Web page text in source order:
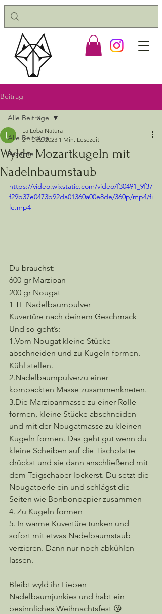
Beitrag
Alle Beiträge
Rezepte
Alle Beiträge
Wylde Mozartkugeln mit
Nadelnbaumstaub
La Loba Natura
21. Dez. 2023 1 Min. Lesezeit
https://video.wixstatic.com/video/f30491_9f37
f29b37e0473b92da01360a00e8de/360p/mp4/fi
le.mp4
Du brauchst:
600 gr Marzipan
200 gr Nougat
1 TL Nadelbaumpulver
Kuvertüre nach deinem Geschmack
Und so geht’s:
1.Vom Nougat kleine Stücke
abschneiden und zu Kugeln formen.
Kühl stellen.
2.Nadelbaumpulverzu einer
kompackten Masse zusammenkneten.
3.Die Marzipanmasse zu einer Rolle
formen, kleine Stücke abschneiden
und mit der Nougatmasse zu kleinen
Kugeln formen. Das geht gut wenn du
kleine Scheiben auf die Tischplatte
drückst und sie dann anschließend mit
dem Teigschaber lockerst. Du setzt die
Nougatperle ein und schlägst die
Seiten wie Bonbonpapier zusammen
4. Zu Kugeln formen
5. In warme Kuvertüre tunken und
sofort mit etwas Nadelbaumstaub
verzieren. Dann nur noch abkühlen
lassen.
Bleibt wyld ihr Lieben
Nadelbaumjunkies und habt ein
besinnliches Weihnachtsfest 😘